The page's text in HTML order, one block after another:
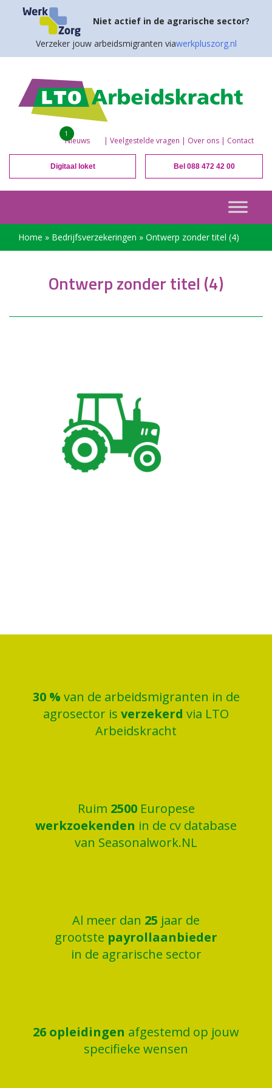
Niet actief in de agrarische sector?
Verzeker jouw arbeidsmigranten viawerkpluszorg.nl
Nieuws
1
| Veelgestelde vragen | Over ons | Contact
Digitaal loket Bel 088 472 42 00
Home » Bedrijfsverzekeringen » Ontwerp zonder titel (4)
Ontwerp zonder titel (4)
30 % van de arbeidsmigranten in de
agrosector is verzekerd via LTO
Arbeidskracht
Ruim 2500 Europese
werkzoekenden in de cv database
van Seasonalwork.NL
Al meer dan 25 jaar de
grootste payrollaanbieder
in de agrarische sector
26 opleidingen afgestemd op jouw
specifieke wensen